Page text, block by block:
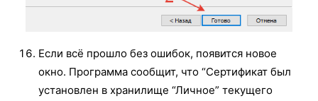
Если всё прошло без ошибок, появится новое
окно. Программа сообщит, что “Сертификат был
установлен в хранилище “Личное” текущего